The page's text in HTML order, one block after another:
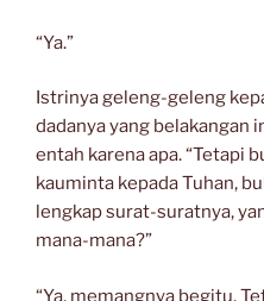
“Ya.”
Istrinya geleng-geleng
dadanya yang belakangan
entah karena apa. “Tetapi
kauminta kepada Tuhan,
lengkap surat-suratnya,
mana-mana?”
“Ya, memangnya begitu.